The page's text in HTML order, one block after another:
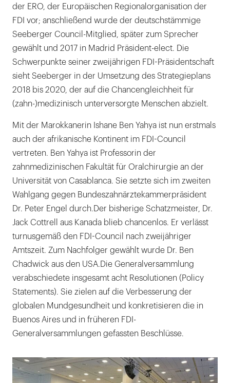
der ERO, der Europäischen Regionalorganisation der
FDI vor; anschließend wurde der deutschstämmige
Seeberger Council-Mitglied, später zum Sprecher
gewählt und 2017 in Madrid Präsident-elect. Die
Schwerpunkte seiner zweijährigen FDI-Präsidentschaft
sieht Seeberger in der Umsetzung des Strategieplans
2018 bis 2020, der auf die Chancengleichheit für
(zahn-)medizinisch unterversorgte Menschen abzielt.
Mit der Marokkanerin Ishane Ben Yahya ist nun erstmals
auch der afrikanische Kontinent im FDI-Council
vertreten. Ben Yahya ist Professorin der
zahnmedizinischen Fakultät für Oralchirurgie an der
Universität von Casablanca. Sie setzte sich im zweiten
Wahlgang gegen Bundeszahnärztekammerpräsident
Dr. Peter Engel durch.Der bisherige Schatzmeister, Dr.
Jack Cottrell aus Kanada blieb chancenlos. Er verlässt
turnusgemäß den FDI-Council nach zweijähriger
Amtszeit. Zum Nachfolger gewählt wurde Dr. Ben
Chadwick aus den USA.Die Generalversammlung
verabschiedete insgesamt acht Resolutionen (Policy
Statements). Sie zielen auf die Verbesserung der
globalen Mundgesundheit und konkretisieren die in
Buenos Aires und in früheren FDI-
Generalversammlungen gefassten Beschlüsse.